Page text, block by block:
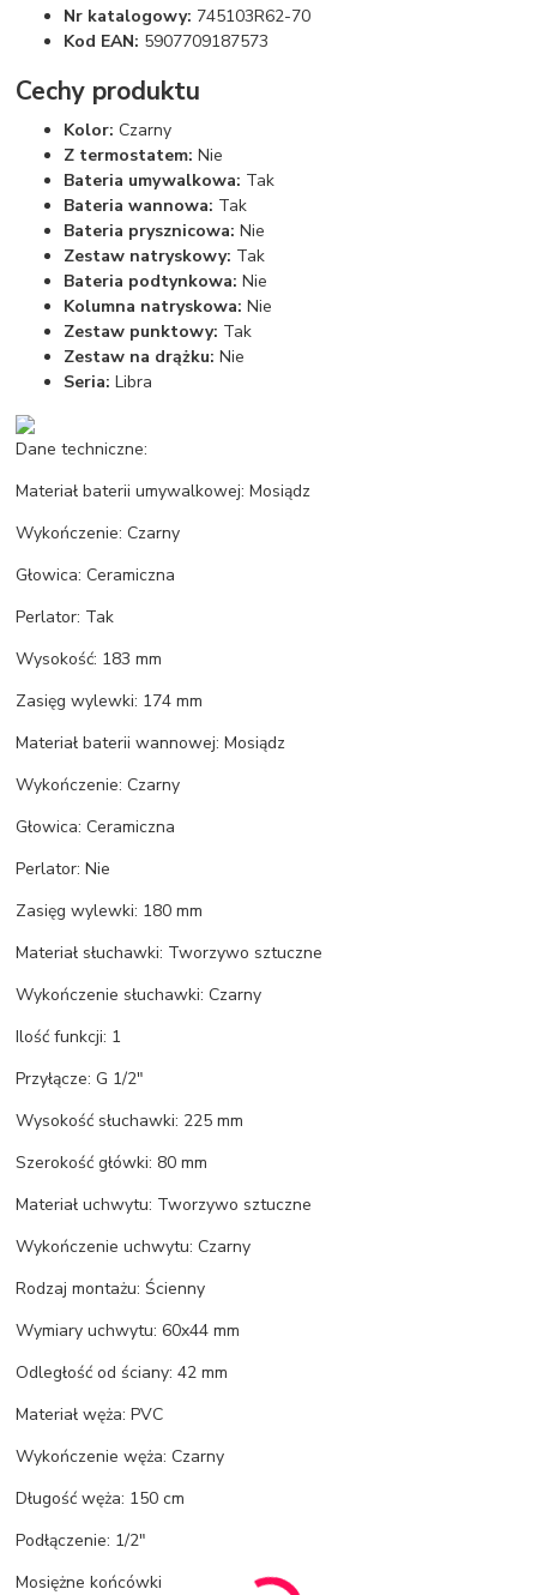
Nr katalogowy: 745103R62-70
Kod EAN: 5907709187573
Cechy produktu
Kolor: Czarny
Z termostatem: Nie
Bateria umywalkowa: Tak
Bateria wannowa: Tak
Bateria prysznicowa: Nie
Zestaw natryskowy: Tak
Bateria podtynkowa: Nie
Kolumna natryskowa: Nie
Zestaw punktowy: Tak
Zestaw na drążku: Nie
Seria: Libra
Dane techniczne:
Materiał baterii umywalkowej: Mosiądz
Wykończenie: Czarny
Głowica: Ceramiczna
Perlator: Tak
Wysokość: 183 mm
Zasięg wylewki: 174 mm
Materiał baterii wannowej: Mosiądz
Wykończenie: Czarny
Głowica: Ceramiczna
Perlator: Nie
Zasięg wylewki: 180 mm
Materiał słuchawki: Tworzywo sztuczne
Wykończenie słuchawki: Czarny
Ilość funkcji: 1
Przyłącze: G 1/2"
Wysokość słuchawki: 225 mm
Szerokość główki: 80 mm
Materiał uchwytu: Tworzywo sztuczne
Wykończenie uchwytu: Czarny
Rodzaj montażu: Ścienny
Wymiary uchwytu: 60x44 mm
Odległość od ściany: 42 mm
Materiał węża: PVC
Wykończenie węża: Czarny
Długość węża: 150 cm
Podłączenie: 1/2"
Mosiężne końcówki